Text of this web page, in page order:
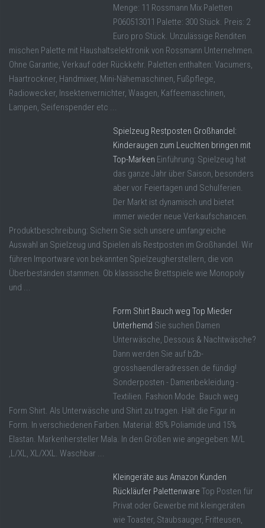
Menge: 11 Rossmann Mix Paletten
P060513011 Palette: 300 Stück. Preis: 2
Euro pro Stück. Unzulässige Renditen
mischen Palette mit Haushaltselektronik von Rossmann Unternehmen.
Ohne Garantie, Verkauf oder Rückkehr. Paletten enthalten: Vacumers,
Haartrockner, Handmixer, Mini-Nähemaschinen, Fußpflege,
Radiowecker, Insektenvernichter, Waagen, Kaffeemaschinen,
Lampen, Seifenspender etc ...
Spielzeug Restposten Großhandel:
Kinderaugen zum Leuchten bringen mit
Top-Marken Einführung: Spielzeug hat
das ganze Jahr über Saison, besonders
aber vor Feiertagen und Schulferien.
Der Markt ist dynamisch und bietet
immer wieder neue Verkaufschancen.
Produktbeschreibung: Sichern Sie sich unsere umfangreiche
Auswahl an Spielzeug und Spielen als Restposten im Großhandel. Wir
führen Importware von bekannten Spielzeugherstellern, die von
Überbeständen stammen. Ob klassische Brettspiele wie Monopoly
und ...
Form Shirt Bauch weg Top Mieder
Unterhemd Sie suchen Damen
Unterwäsche, Dessous & Nachtwäsche?
Dann werden Sie auf b2b-
grosshaendleradressen.de fündig!
Sonderposten - Damenbekleidung -
Textilien. Fashion Mode. Bauch weg
Form Shirt. Als Unterwäsche und Shirt zu tragen. Hält die Figur in
Form. In verschiedenen Farben. Material: 85% Poliamide und 15%
Elastan. Markenhersteller Mala. In den Größen wie angegeben: M/L
,L/XL, XL/XXL. Waschbar ...
Kleingeräte aus Amazon Kunden
Rückläufer Palettenware Top Posten für
Privat oder Gewerbe mit kleingeräten
wie Toaster, Staubsauger, Fritteusen,